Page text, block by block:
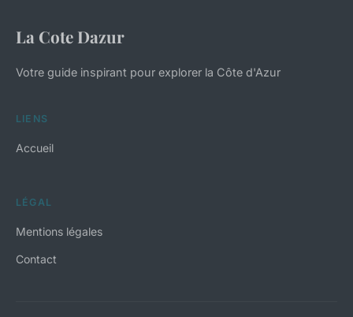
La Cote Dazur
Votre guide inspirant pour explorer la Côte d'Azur
LIENS
Accueil
LÉGAL
Mentions légales
Contact